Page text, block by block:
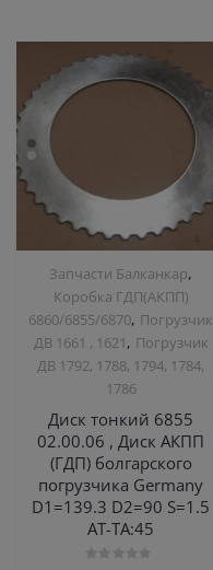
Запчасти Балканкар,
Коробка ГДП(АКПП)
6860/6855/6870, Погрузчик
ДВ 1661 , 1621, Погрузчик
ДВ 1792, 1788, 1794, 1784,
1786
Диск тонкий 6855
02.00.06 , Диск АКПП
(ГДП) болгарского
погрузчика Germany
D1=139.3 D2=90 S=1.5
AT-TA:45